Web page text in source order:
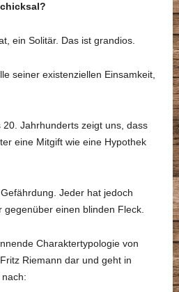
ein Solitär. Das ist grandios.
seiner existenziellen Einsamkeit,
20. Jahrhunderts zeigt uns, dass
eine Mitgift wie eine Hypothek
Jeder hat jedoch
gegenüber einen blinden Fleck.
Charaktertypologie von
Riemann dar und geht in